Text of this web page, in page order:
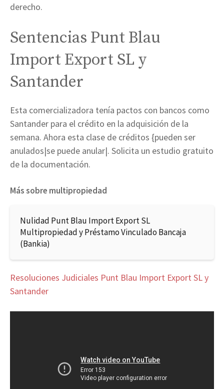
derecho.
Sentencias Punt Blau
Import Export SL y
Santander
Esta comercializadora tenía pactos con bancos como
Santander para el crédito en la adquisición de la
semana. Ahora esta clase de créditos {pueden ser
anulados|se puede anular|. Solicita un estudio gratuito
de la documentación.
Más sobre multipropiedad
Nulidad Punt Blau Import Export SL
Multipropiedad y Préstamo Vinculado Bancaja
(Bankia)
Resoluciones Judiciales Punt Blau Import Export SL y
Santander